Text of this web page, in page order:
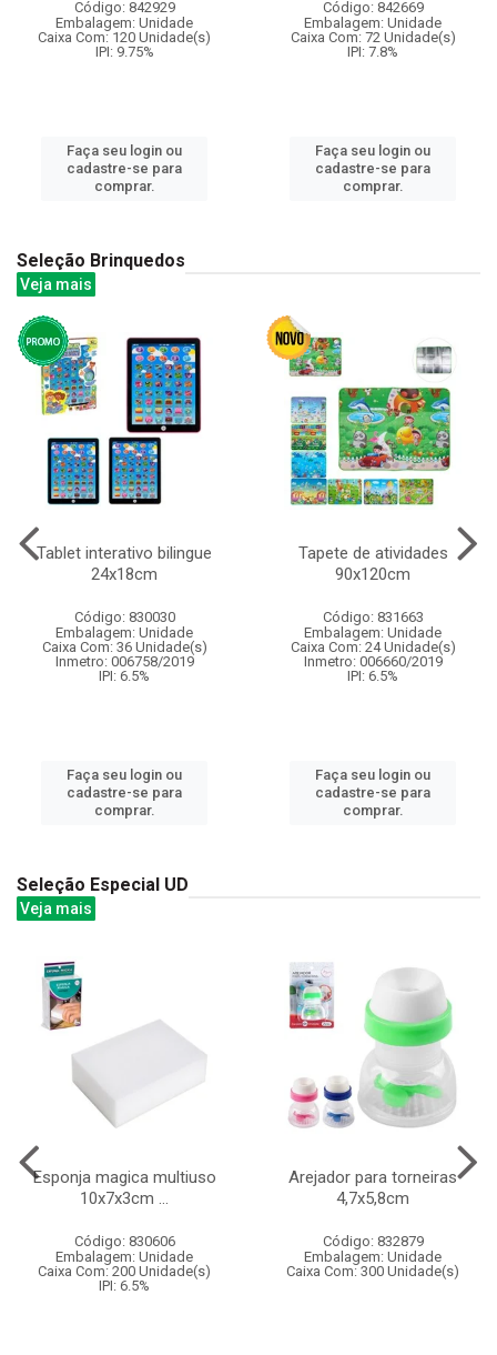
Código: 842929
Embalagem: Unidade
Caixa Com: 120 Unidade(s)
IPI: 9.75%
Faça seu login ou
cadastre-se para
comprar.
Código: 842669
Embalagem: Unidade
Caixa Com: 72 Unidade(s)
IPI: 7.8%
Faça seu login ou
cadastre-se para
comprar.
Seleção Brinquedos
Veja mais
Tablet interativo bilingue
24x18cm
Código: 830030
Embalagem: Unidade
Caixa Com: 36 Unidade(s)
Inmetro: 006758/2019
IPI: 6.5%
Faça seu login ou
cadastre-se para
comprar.
Tapete de atividades
90x120cm
Código: 831663
Embalagem: Unidade
Caixa Com: 24 Unidade(s)
Inmetro: 006660/2019
IPI: 6.5%
Faça seu login ou
cadastre-se para
comprar.
Seleção Especial UD
Veja mais
Esponja magica multiuso
10x7x3cm ...
Código: 830606
Embalagem: Unidade
Caixa Com: 200 Unidade(s)
IPI: 6.5%
Arejador para torneiras
4,7x5,8cm
Código: 832879
Embalagem: Unidade
Caixa Com: 300 Unidade(s)